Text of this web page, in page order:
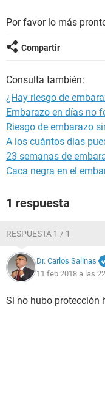
Por favor lo más
Compartir
Consulta también:
¿Hay riesgo de
Embarazo en días no
Riesgo de embarazo
A los cuántos dias
23 semanas de
Caca negra en el
1 respuesta
RESPUESTA 1 / 1
Dr. Carlos Salinas
11 feb 2018 a las
Si no hubo protección